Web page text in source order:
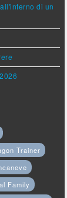
di un
Trainer
Family